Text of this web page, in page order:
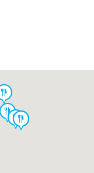
food
foodfood
food
food